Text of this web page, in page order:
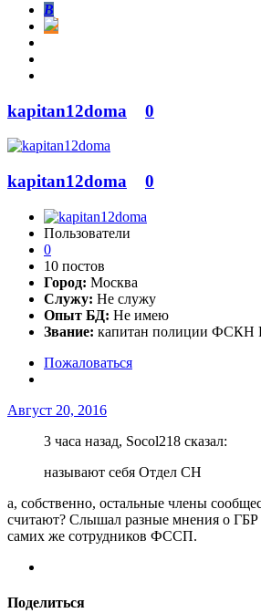
В
kapitan12doma 0
kapitan12doma 0
Пользователи
0
10 постов
Город: Москва
Служу: Не служу
Опыт БД: Не имею
Звание: капитан полиции ФСКН
Пожаловаться
Август 20, 2016
3 часа назад, Socol218 сказал:
называют себя Отдел СН
а, собственно, остальные члены
считают? Слышал разные мнения о
самих же сотрудников ФССП.
Поделиться